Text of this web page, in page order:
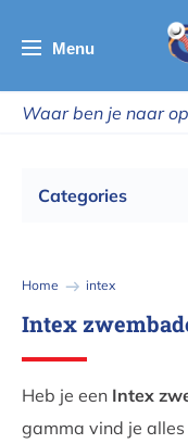
en
de
inhoud
Menu
Categories
Kruimelpad
Home intex
Intex
Heb je een Intex
gamma vind je